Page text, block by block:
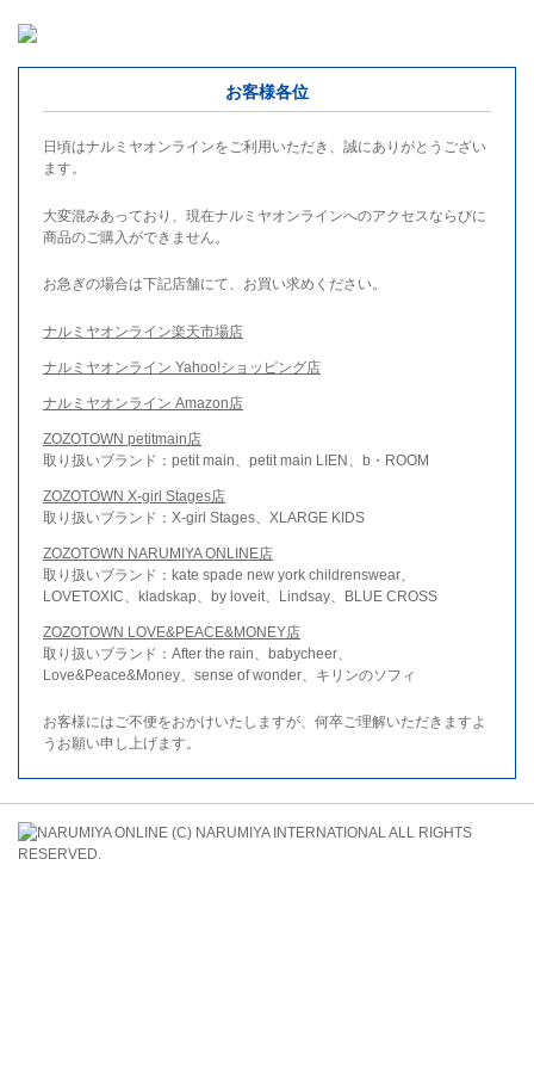
お客様各位
日頃はナルミヤオンラインをご利用いただき、誠にありがとうござい
ます。
大変混みあっており、現在ナルミヤオンラインへのアクセスならびに
商品のご購入ができません。
お急ぎの場合は下記店舗にて、お買い求めください。
ナルミヤオンライン楽天市場店
ナルミヤオンライン Yahoo!ショッピング店
ナルミヤオンライン Amazon店
ZOZOTOWN petitmain店
取り扱いブランド：petit main、petit main LIEN、b・ROOM
ZOZOTOWN X-girl Stages店
取り扱いブランド：X-girl Stages、XLARGE KIDS
ZOZOTOWN NARUMIYA ONLINE店
取り扱いブランド：kate spade new york childrenswear、
LOVETOXIC、kladskap、by loveit、Lindsay、BLUE CROSS
ZOZOTOWN LOVE&PEACE&MONEY店
取り扱いブランド：After the rain、babycheer、
Love&Peace&Money、sense of wonder、キリンのソフィ
お客様にはご不便をおかけいたしますが、何卒ご理解いただきますよ
うお願い申し上げます。